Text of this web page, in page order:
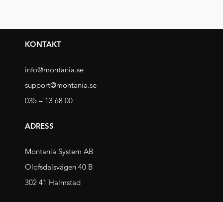
KONTAKT
info@montania.se
support@montania.se
035 – 13 68 00
ADRESS
Montania System AB
Olofsdalsvägen 40 B
302 41 Halmstad